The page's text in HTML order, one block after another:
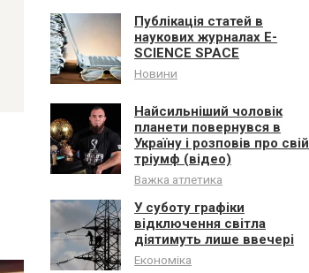
Публікація статей в
наукових журналах E-
SCIENCE SPACE
Новини
Найсильніший чоловік
планети повернувся в
Україну і розповів про свій
тріумф (відео)
Важка атлетика
У суботу графіки
відключення світла
діятимуть лише ввечері
Економіка